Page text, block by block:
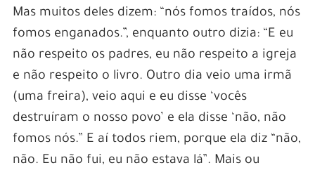
Mas muitos deles dizem: “nós fomos traídos, nós
fomos enganados.”, enquanto outro dizia: “E eu
não respeito os padres, eu não respeito a igreja
e não respeito o livro. Outro dia veio uma irmã
(uma freira), veio aqui e eu disse ‘vocês
destruíram o nosso povo’ e ela disse ‘não, não
fomos nós.” E aí todos riem, porque ela diz “não,
não. Eu não fui, eu não estava lá”. Mais ou